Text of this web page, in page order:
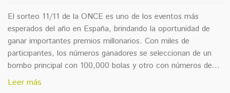
El sorteo 11/11 de la ONCE es uno de los eventos más
esperados del año en España, brindando la oportunidad de
ganar importantes premios millonarios. Con miles de
participantes, los números ganadores se seleccionan de un
bombo principal con 100,000 bolas y otro con números de
serie del 1 al 120. Este artículo ofrece detalles sobre cómo
Leer más